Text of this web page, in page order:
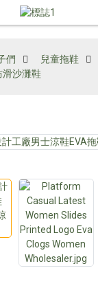
們 兒童拖鞋
滑沙灘鞋